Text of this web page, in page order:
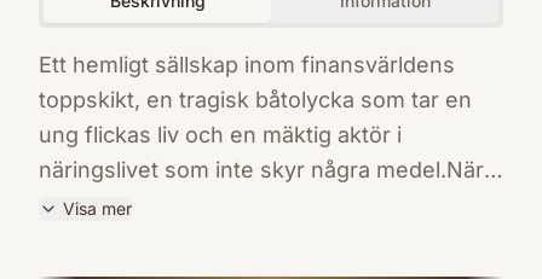
Ett hemligt sällskap inom finansvärldens
toppskikt, en tragisk båtolycka som tar en
ung flickas liv och en mäktig aktör i
näringslivet som inte skyr några medel.När
journalisten Stefan Wiklund först får tipset
Visa mer